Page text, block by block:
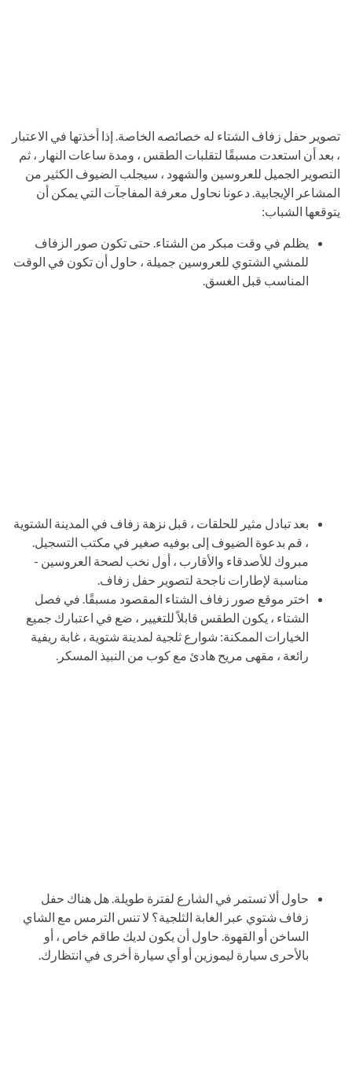
تصوير حفل زفاف الشتاء له خصائصه الخاصة. إذا أخذتها في الاعتبار
، بعد أن استعدت مسبقًا لتقلبات الطقس ، ومدة ساعات النهار ، ثم
التصوير الجميل للعروسين والشهود ، سيجلب الضيوف الكثير من
المشاعر الإيجابية. دعونا نحاول معرفة المفاجآت التي يمكن أن
يتوقعها الشباب:
يظلم في وقت مبكر من الشتاء. حتى تكون صور الزفاف
للمشي الشتوي للعروسين جميلة ، حاول أن تكون في الوقت
المناسب قبل الغسق.
بعد تبادل مثير للحلقات ، قبل نزهة زفاف في المدينة الشتوية
، قم بدعوة الضيوف إلى بوفيه صغير في مكتب التسجيل.
مبروك للأصدقاء والأقارب ، أول نخب لصحة العروسين -
مناسبة لإطارات ناجحة لتصوير حفل زفاف.
اختر موقع صور زفاف الشتاء المقصود مسبقًا. في فصل
الشتاء ، يكون الطقس قابلاً للتغيير ، ضع في اعتبارك جميع
الخيارات الممكنة: شوارع ثلجية لمدينة شتوية ، غابة ريفية
رائعة ، مقهى مريح هادئ مع كوب من النبيذ المسكر.
حاول ألا تستمر في الشارع لفترة طويلة. هل هناك حفل
زفاف شتوي عبر الغابة الثلجية؟ لا تنس الترمس مع الشاي
الساخن أو القهوة. حاول أن يكون لديك طاقم خاص ، أو
بالأحرى سيارة ليموزين أو أي سيارة أخرى في انتظارك.